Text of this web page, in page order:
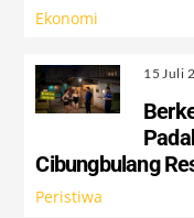
Ekonomi
15 Juli
Cibungbulang
Peristiwa